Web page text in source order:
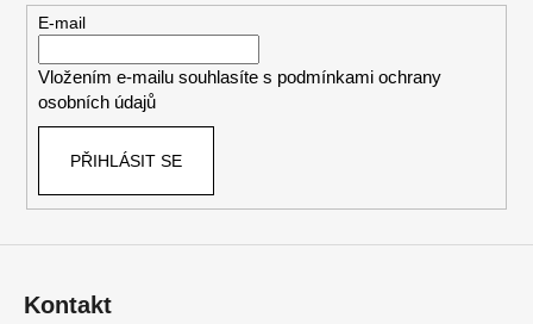
E-mail
Vložením e-mailu souhlasíte s podmínkami ochrany
osobních údajů
PŘIHLÁSIT SE
Kontakt